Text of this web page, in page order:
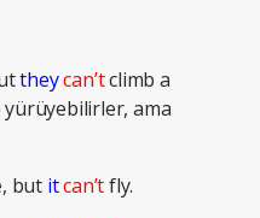
theycan’tclimb a
ama
but itcan’tfly.